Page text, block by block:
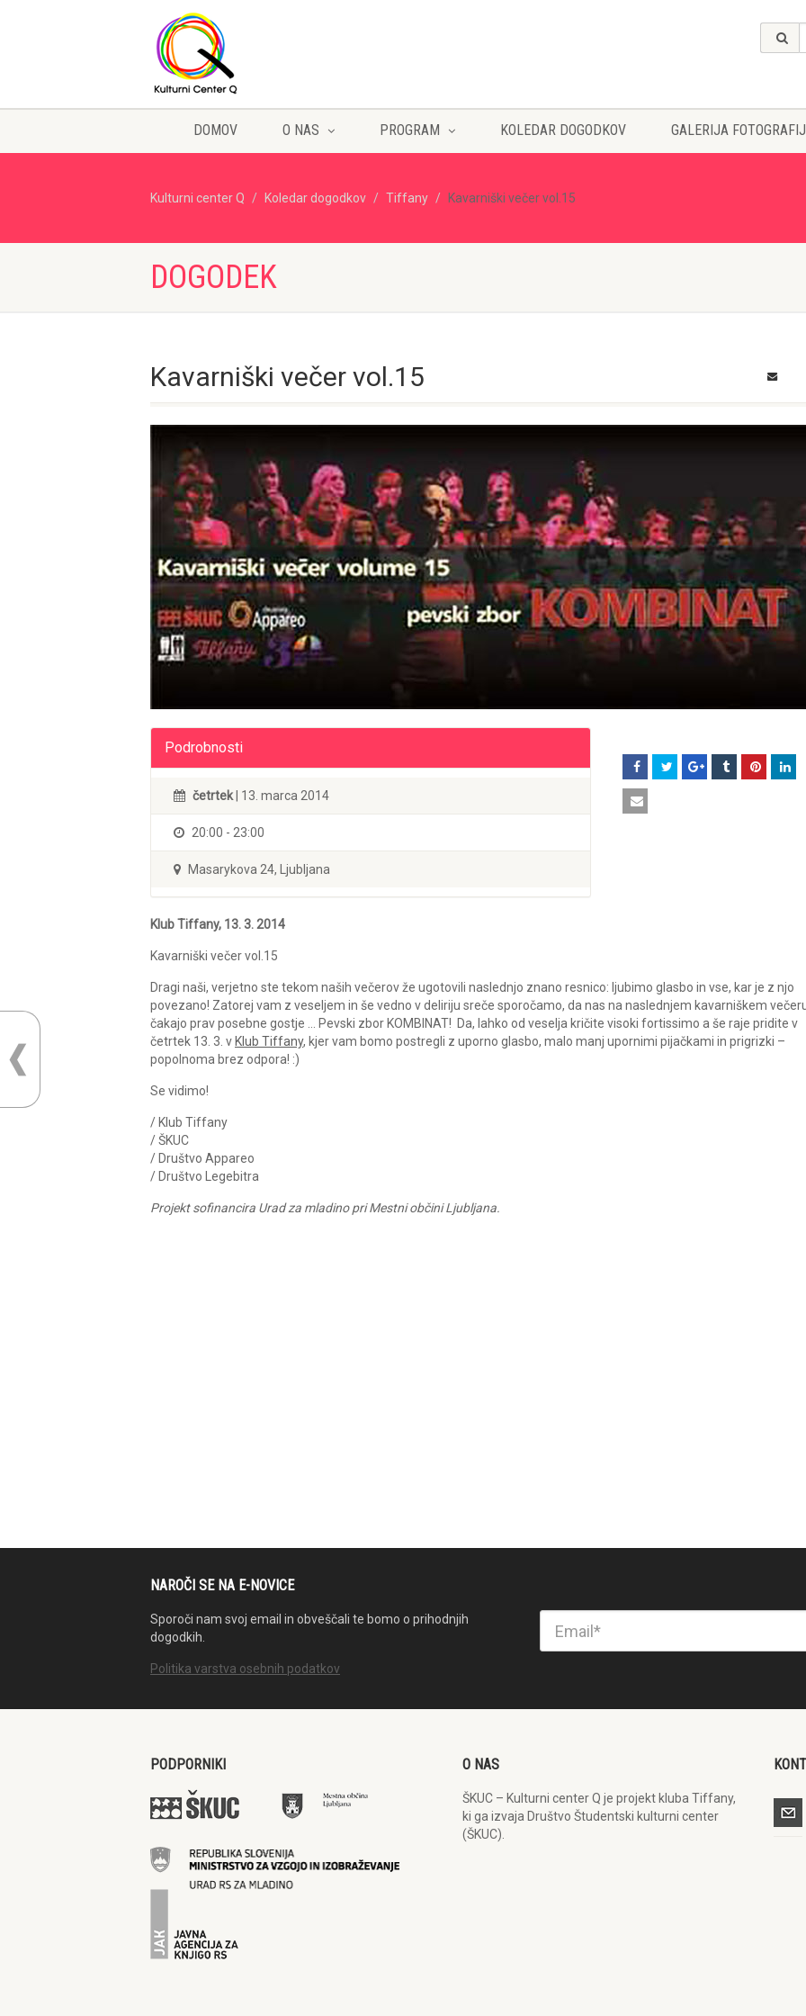
DOMOV O NAS PROGRAM KOLEDAR DOGODKOV GALERIJA FOTOGRAFIJ
Kulturni center Q Koledar dogodkov Tiffany Kavarniški večer vol.15
DOGODEK
Kavarniški večer vol.15
Podrobnosti
četrtek | 13. marca 2014
20:00 - 23:00
Masarykova 24, Ljubljana
Klub Tiffany, 13. 3. 2014
Kavarniški večer vol.15
Dragi naši, verjetno ste tekom naših večerov že ugotovili naslednjo znano resnico: ljubimo glasbo in vse, kar je z njo
povezano! Zatorej vam z veseljem in še vedno v deliriju sreče sporočamo, da nas na naslednjem kavarniškem
čakajo prav posebne gostje … Pevski zbor KOMBINAT! Da, lahko od veselja kričite visoki fortissimo a še raje pridite v
četrtek 13. 3. v Klub Tiffany, kjer vam bomo postregli z uporno glasbo, malo manj upornimi pijačkami in prigrizki –
popolnoma brez odpora! :)
Se vidimo!
/ Klub Tiffany
/ ŠKUC
/ Društvo Appareo
/ Društvo Legebitra
Projekt sofinancira Urad za mladino pri Mestni občini Ljubljana.
NAROČI SE NA E-NOVICE
Sporoči nam svoj email in obveščali te bomo o prihodnjih
dogodkih.
Politika varstva osebnih podatkov
PODPORNIKI O NAS
ŠKUC – Kulturni center Q je projekt kluba Tiffany,
ki ga izvaja Društvo Študentski kulturni center
(ŠKUC).